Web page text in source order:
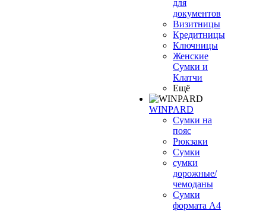
для
документов
Визитницы
Кредитницы
Ключницы
Женские
Сумки и
Клатчи
Ещё
WINPARD
Сумки на
пояс
Рюкзаки
Сумки
сумки
дорожные/
чемоданы
Сумки
формата А4